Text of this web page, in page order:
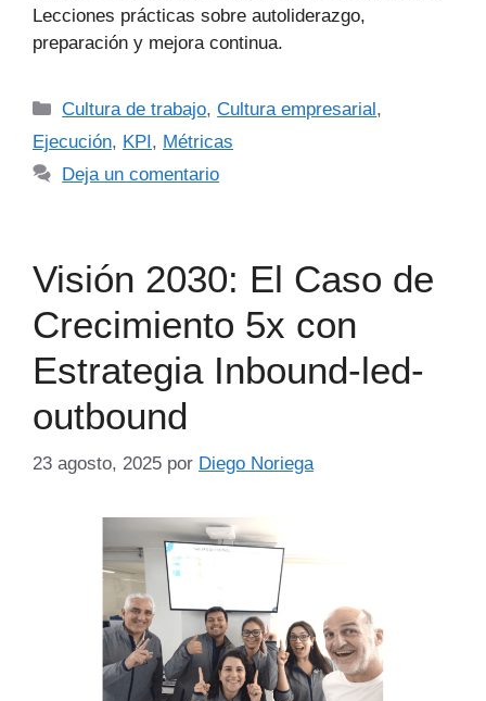
Lecciones prácticas sobre autoliderazgo,
preparación y mejora continua.
Cultura de trabajo,Cultura empresarial,
Ejecución, KPI, Métricas
Deja un comentario
Visión 2030: El Caso de
Crecimiento 5x con
Estrategia Inbound-led-
outbound
23 agosto, 2025 por Diego Noriega